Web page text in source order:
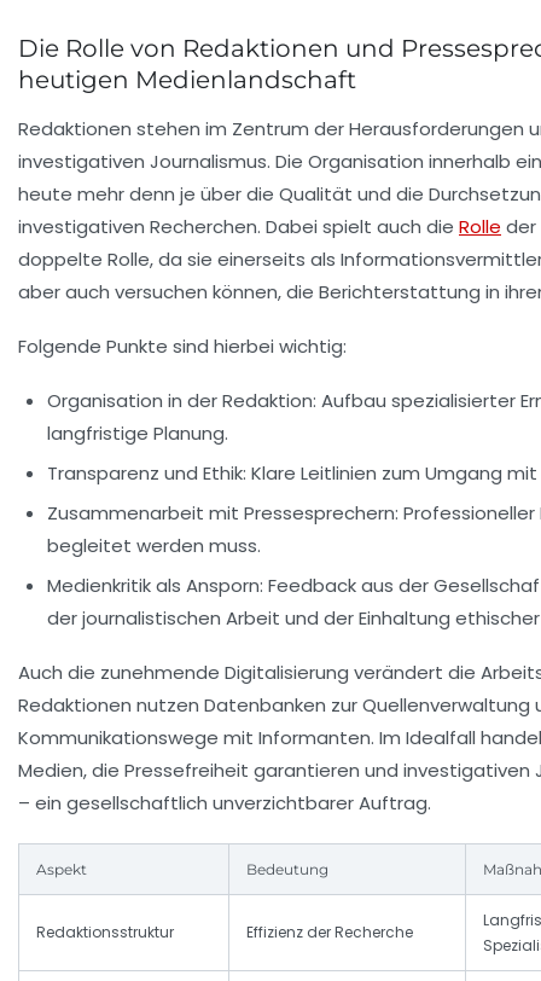
Die Rolle von Redaktionen und
heutigen Medienlandschaft
Redaktionen stehen im Zentrum der Herausforderungen
investigativen Journalismus. Die Organisation innerhalb
heute mehr denn je über die Qualität und die
investigativen Recherchen. Dabei spielt auch die Rolle der
doppelte Rolle, da sie einerseits als
aber auch versuchen können, die Berichterstattung in
Folgende Punkte sind hierbei wichtig:
Organisation in der Redaktion: Aufbau spezialisierter
langfristige Planung.
Transparenz und Ethik: Klare Leitlinien zum Umgang
Zusammenarbeit mit Pressesprechern:
begleitet werden muss.
Medienkritik als Ansporn: Feedback aus der
der journalistischen Arbeit und der Einhaltung
Auch die zunehmende Digitalisierung verändert die
Redaktionen nutzen Datenbanken zur Quellenverwaltung
Kommunikationswege mit Informanten. Im Idealfall
Medien, die Pressefreiheit garantieren und investigativen
– ein gesellschaftlich unverzichtbarer Auftrag.
Aspekt Bedeutung
Redaktionsstruktur Effizienz der Recherche